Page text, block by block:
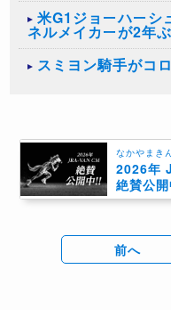
米G1ジョーハーシ
ネルメイカーが2年
スミヨン騎手がコ
なかやまき
2026年
絶賛公開
前へ